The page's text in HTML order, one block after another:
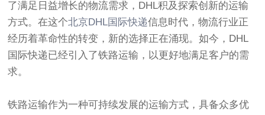
了满足日益增长的物流需求，DHL积及探索创新的运输
方式。在这个北京DHL国际快递信息时代，物流行业正
经历着革命性的转变，新的选择正在涌现。如今，DHL
国际快递已经引入了铁路运输，以更好地满足客户的需
求。
铁路运输作为一种可持续发展的运输方式，具备众多优